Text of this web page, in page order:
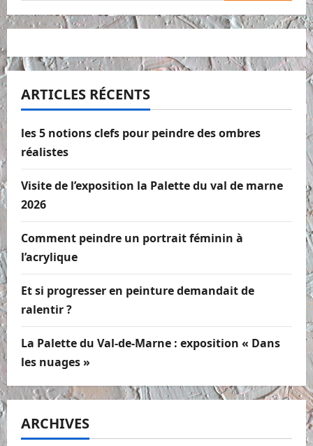
ARTICLES RÉCENTS
les 5 notions clefs pour peindre des ombres
réalistes
Visite de l’exposition la Palette du val de marne
2026
Comment peindre un portrait féminin à
l’acrylique
Et si progresser en peinture demandait de
ralentir ?
La Palette du Val-de-Marne : exposition « Dans
les nuages »
ARCHIVES